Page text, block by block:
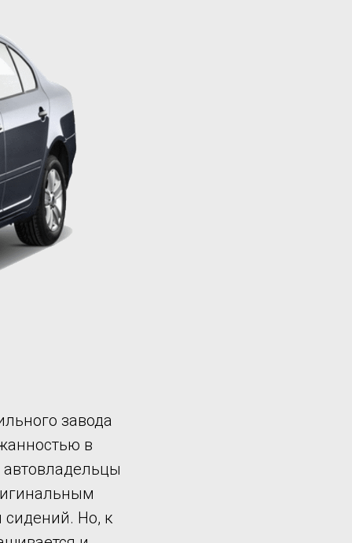
завода
в
автовладельцы
Но, к